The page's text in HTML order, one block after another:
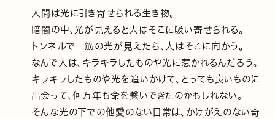
人間は光に引き寄せられる生き物。
暗闇の中、光が見えると人はそこに吸い寄せられる。
トンネルで一筋の光が見えたら、人はそこに向かう。
なんで人は、キラキラしたものや光に惹かれるんだろう。
キラキラしたものや光を追いかけて、とっても良いものに
出会って、何万年も命を繋いできたのかもしれない。
そんな光の下での他愛のない日常は、かけがえのない奇